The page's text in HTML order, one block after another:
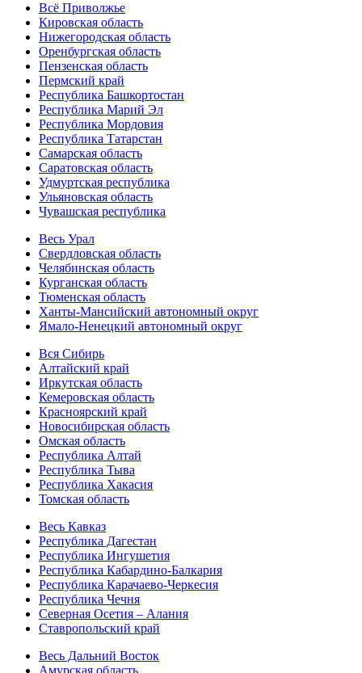
Всё Приволжье
Кировская область
Нижегородская область
Оренбургская область
Пензенская область
Пермский край
Республика Башкортостан
Республика Марий Эл
Республика Мордовия
Республика Татарстан
Самарская область
Саратовская область
Удмуртская республика
Ульяновская область
Чувашская республика
Весь Урал
Свердловская область
Челябинская область
Курганская область
Тюменская область
Ханты-Мансийский автономный округ
Ямало-Ненецкий автономный округ
Вся Сибирь
Алтайский край
Иркутская область
Кемеровская область
Красноярский край
Новосибирская область
Омская область
Республика Алтай
Республика Тыва
Республика Хакасия
Томская область
Весь Кавказ
Республика Дагестан
Республика Ингушетия
Республика Кабардино-Балкария
Республика Карачаево-Черкесия
Республика Чечня
Северная Осетия – Алания
Ставропольский край
Весь Дальний Восток
Амурская область